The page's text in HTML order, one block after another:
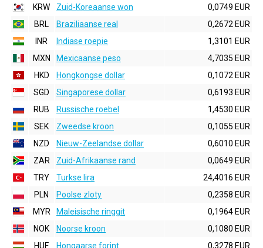
KRW
Zuid-Koreaanse won
0,0749 EUR
BRL
Braziliaanse real
0,2672 EUR
INR
Indiase roepie
1,3101 EUR
MXN
Mexicaanse peso
4,7035 EUR
HKD
Hongkongse dollar
0,1072 EUR
SGD
Singaporese dollar
0,6193 EUR
RUB
Russische roebel
1,4530 EUR
SEK
Zweedse kroon
0,1055 EUR
NZD
Nieuw-Zeelandse dollar
0,6010 EUR
ZAR
Zuid-Afrikaanse rand
0,0649 EUR
TRY
Turkse lira
24,4016 EUR
PLN
Poolse zloty
0,2358 EUR
MYR
Maleisische ringgit
0,1964 EUR
NOK
Noorse kroon
0,1080 EUR
HUF
Hongaarse forint
0,3278 EUR